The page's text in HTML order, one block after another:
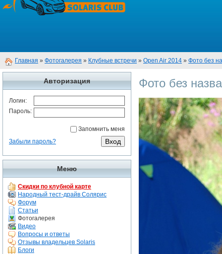
Главная » Фотогалерея » Клубные встречи » Open Air 2014 » Фото без
Авторизация
Логин:
Пароль:
Запомнить меня
Забыли пароль?
Меню
Скидки по клубной карте
Народный тест-драйв Солярис
Форум
Статьи
Фотогалерея
Видео
Вопросы и ответы
Отзывы владельцев Solaris
Блоги
Фото без